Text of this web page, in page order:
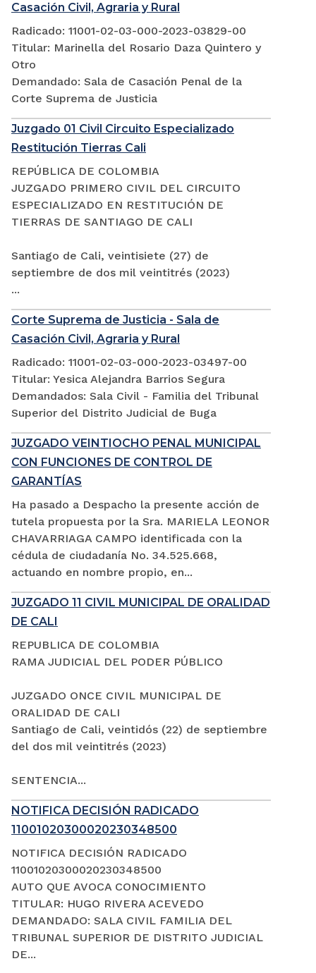
Casación Civil, Agraria y Rural
Radicado: 11001-02-03-000-2023-03829-00
Titular: Marinella del Rosario Daza Quintero y
Otro
Demandado: Sala de Casación Penal de la
Corte Suprema de Justicia
Juzgado 01 Civil Circuito Especializado
Restitución Tierras Cali
REPÚBLICA DE COLOMBIA
JUZGADO PRIMERO CIVIL DEL CIRCUITO
ESPECIALIZADO EN RESTITUCIÓN DE
TIERRAS DE SANTIAGO DE CALI
Santiago de Cali, veintisiete (27) de
septiembre de dos mil veintitrés (2023)
...
Corte Suprema de Justicia - Sala de
Casación Civil, Agraria y Rural
Radicado: 11001-02-03-000-2023-03497-00
Titular: Yesica Alejandra Barrios Segura
Demandados: Sala Civil - Familia del Tribunal
Superior del Distrito Judicial de Buga
JUZGADO VEINTIOCHO PENAL MUNICIPAL
CON FUNCIONES DE CONTROL DE
GARANTÍAS
Ha pasado a Despacho la presente acción de
tutela propuesta por la Sra. MARIELA LEONOR
CHAVARRIAGA CAMPO identificada con la
cédula de ciudadanía No. 34.525.668,
actuando en nombre propio, en...
JUZGADO 11 CIVIL MUNICIPAL DE ORALIDAD
DE CALI
REPUBLICA DE COLOMBIA
RAMA JUDICIAL DEL PODER PÚBLICO
JUZGADO ONCE CIVIL MUNICIPAL DE
ORALIDAD DE CALI
Santiago de Cali, veintidós (22) de septiembre
del dos mil veintitrés (2023)
SENTENCIA...
NOTIFICA DECISIÓN RADICADO
11001020300020230348500
NOTIFICA DECISIÓN RADICADO
11001020300020230348500
AUTO QUE AVOCA CONOCIMIENTO
TITULAR: HUGO RIVERA ACEVEDO
DEMANDADO: SALA CIVIL FAMILIA DEL
TRIBUNAL SUPERIOR DE DISTRITO JUDICIAL
DE...